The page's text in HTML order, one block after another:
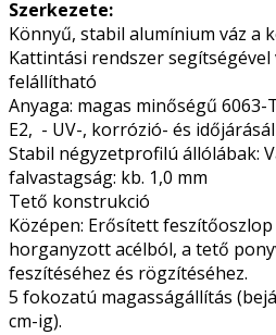
Szerkezete:
Könnyű, stabil alumínium váz a
Kattintási rendszer
felállítható
Anyaga: magas minőségű 6063-
E2, - UV-, korrózió- és
Stabil négyzetprofilú állólábak:
falvastagság: kb. 1,0 mm
Tető konstrukció
Középen: Erősített
horganyzott acélból, a tető
feszítéséhez és rögzítéséhez.
5 fokozatú magasságállítás
cm-ig).